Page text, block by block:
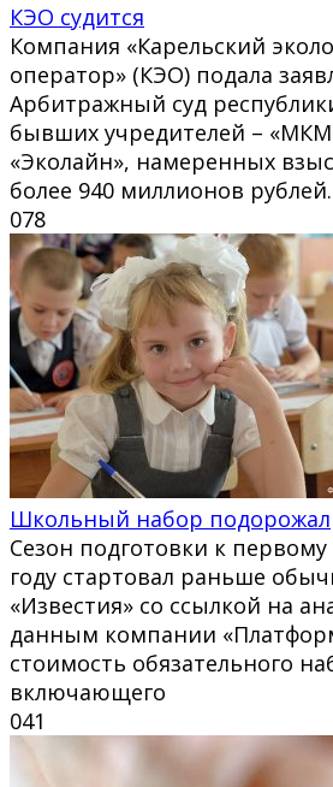
КЭО судится
Компания «Карельский
оператор» (КЭО) подала
Арбитражный суд
бывших учредителей –
«Эколайн», намеренных
более 940 миллионов рублей.
078
Школьный набор подорожал
Сезон подготовки к
году стартовал раньше
«Известия» со ссылкой на
данным компании
стоимость обязательного
включающего
041